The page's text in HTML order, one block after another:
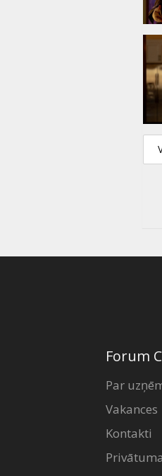
Forum
Par
Vakances
Kontakti